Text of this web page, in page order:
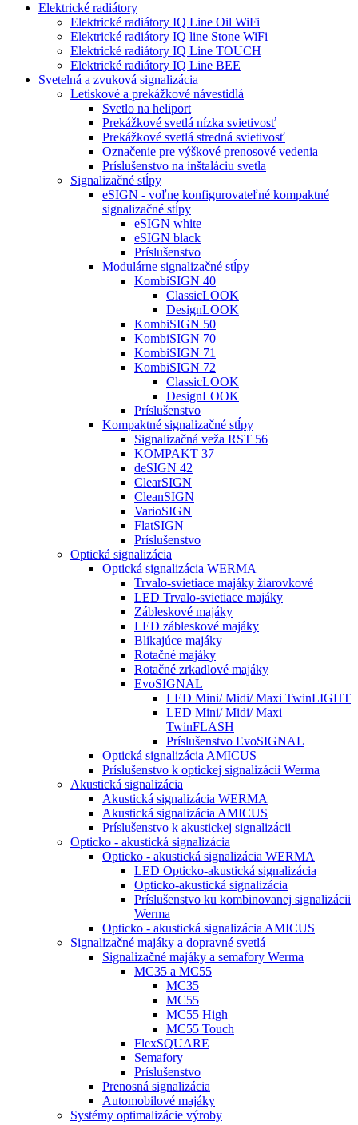
Elektrické radiátory
Elektrické radiátory IQ Line Oil WiFi
Elektrické radiátory IQ line Stone WiFi
Elektrické radiátory IQ Line TOUCH
Elektrické radiátory IQ Line BEE
Svetelná a zvuková signalizácia
Letiskové a prekážkové návestidlá
Svetlo na heliport
Prekážkové svetlá nízka svietivosť
Prekážkové svetlá stredná svietivosť
Označenie pre výškové prenosové vedenia
Príslušenstvo na inštaláciu svetla
Signalizačné stĺpy
eSIGN - voľne konfigurovateľné kompaktné
signalizačné stĺpy
eSIGN white
eSIGN black
Príslušenstvo
Modulárne signalizačné stĺpy
KombiSIGN 40
ClassicLOOK
DesignLOOK
KombiSIGN 50
KombiSIGN 70
KombiSIGN 71
KombiSIGN 72
ClassicLOOK
DesignLOOK
Príslušenstvo
Kompaktné signalizačné stĺpy
Signalizačná veža RST 56
KOMPAKT 37
deSIGN 42
ClearSIGN
CleanSIGN
VarioSIGN
FlatSIGN
Príslušenstvo
Optická signalizácia
Optická signalizácia WERMA
Trvalo-svietiace majáky žiarovkové
LED Trvalo-svietiace majáky
Zábleskové majáky
LED zábleskové majáky
Blikajúce majáky
Rotačné majáky
Rotačné zrkadlové majáky
EvoSIGNAL
LED Mini/ Midi/ Maxi TwinLIGHT
LED Mini/ Midi/ Maxi
TwinFLASH
Príslušenstvo EvoSIGNAL
Optická signalizácia AMICUS
Príslušenstvo k optickej signalizácii Werma
Akustická signalizácia
Akustická signalizácia WERMA
Akustická signalizácia AMICUS
Príslušenstvo k akustickej signalizácii
Opticko - akustická signalizácia
Opticko - akustická signalizácia WERMA
LED Opticko-akustická signalizácia
Opticko-akustická signalizácia
Príslušenstvo ku kombinovanej signalizácii
Werma
Opticko - akustická signalizácia AMICUS
Signalizačné majáky a dopravné svetlá
Signalizačné majáky a semafory Werma
MC35 a MC55
MC35
MC55
MC55 High
MC55 Touch
FlexSQUARE
Semafory
Príslušenstvo
Prenosná signalizácia
Automobilové majáky
Systémy optimalizácie výroby